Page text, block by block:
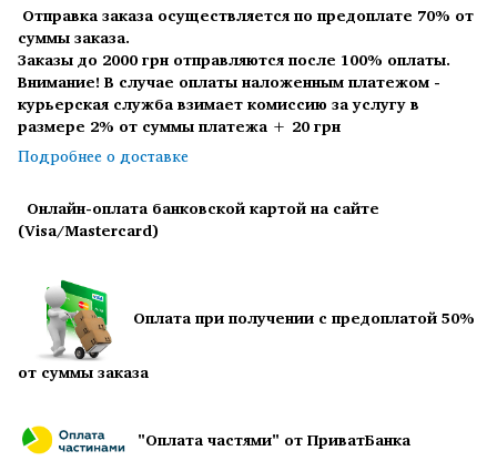
Отправка заказа осуществляется по предоплате 70% от
суммы заказа.
Заказы до 2000 грн отправляются после 100% оплаты.
Внимание! В случае оплаты наложенным платежом -
курьерская служба взимает комиссию за услугу в
размере 2% от суммы платежа + 20 грн
Подробнее о доставке
Онлайн-оплата банковской картой на сайте
(Visa/Mastercard)
Оплата при получении с предоплатой 50%
от суммы заказа
"Оплата частями" от ПриватБанка